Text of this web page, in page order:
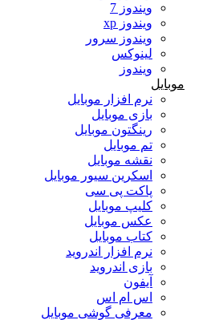
ویندوز 7
ویندوز xp
ویندوز سرور
لینوکس
ویندوز
موبایل
نرم افزار موبایل
بازی موبایل
رینگتون موبایل
تم موبایل
نقشه موبایل
اسکرین سیور موبایل
پاکت پی سی
کلیپ موبایل
عکس موبایل
کتاب موبایل
نرم افزار اندروید
بازی اندروید
آیفون
اس ام اس
معرفی گوشی موبایل